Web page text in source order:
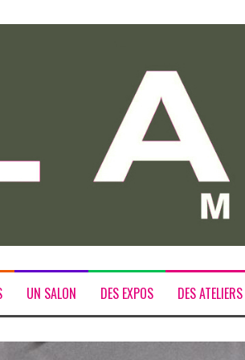
UN SALON DES EXPOS DES ATELIERS